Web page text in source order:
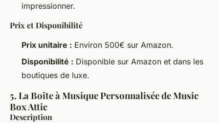
impressionner.
Prix et Disponibilité
Prix unitaire : Environ 500€ sur Amazon.
Disponibilité : Disponible sur Amazon et dans les
boutiques de luxe.
5. La Boîte à Musique Personnalisée de Music
Box Attic
Description